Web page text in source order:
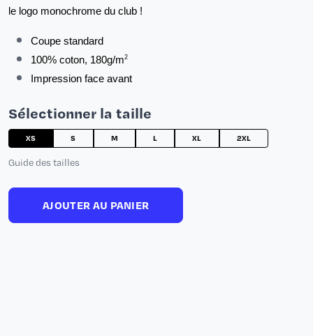
le logo monochrome du club !
Coupe standard
100% coton, 180g/m2
Impression face avant
Sélectionner la taille
XS S M L XL 2XL
Guide des tailles
AJOUTER AU PANIER